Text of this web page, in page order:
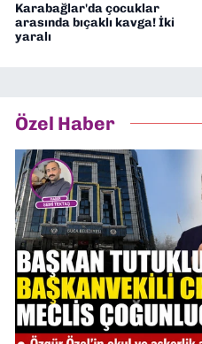
Karabağlar'da çocuklar
arasında bıçaklı kavga! İki
yaralı
Özel Haber